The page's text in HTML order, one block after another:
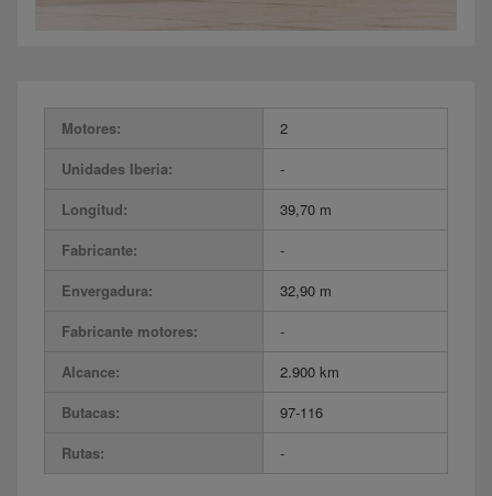
Motores:
2
Unidades Iberia:
-
Longitud:
39,70 m
Fabricante:
-
Envergadura:
32,90 m
Fabricante motores:
-
Alcance:
2.900 km
Butacas:
97-116
Rutas:
-